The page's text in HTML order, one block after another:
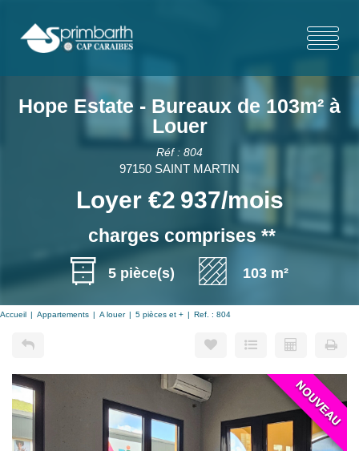
Hope Estate - Bureaux de 103m² à
Louer
Réf : 804
97150 SAINT MARTIN
Loyer €2 937/mois
charges comprises **
5 pièce(s) 103 m²
Accueil Appartements A louer 5 pièces et + Ref. : 804